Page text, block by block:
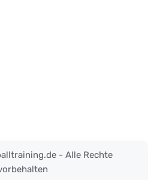
- Alle Rechte